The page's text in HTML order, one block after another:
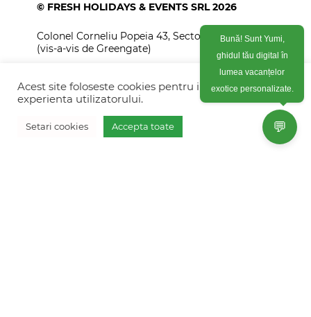
© FRESH HOLIDAYS & EVENTS SRL 2026
Colonel Corneliu Popeia 43, Sector 5, Bucuresti
(vis-a-vis de Greengate)
+40770 574 088
info@freshholidays.ro
Acest site foloseste cookies pentru imbunatati
experienta utilizatorului.
Setari cookies Accepta toate 💬